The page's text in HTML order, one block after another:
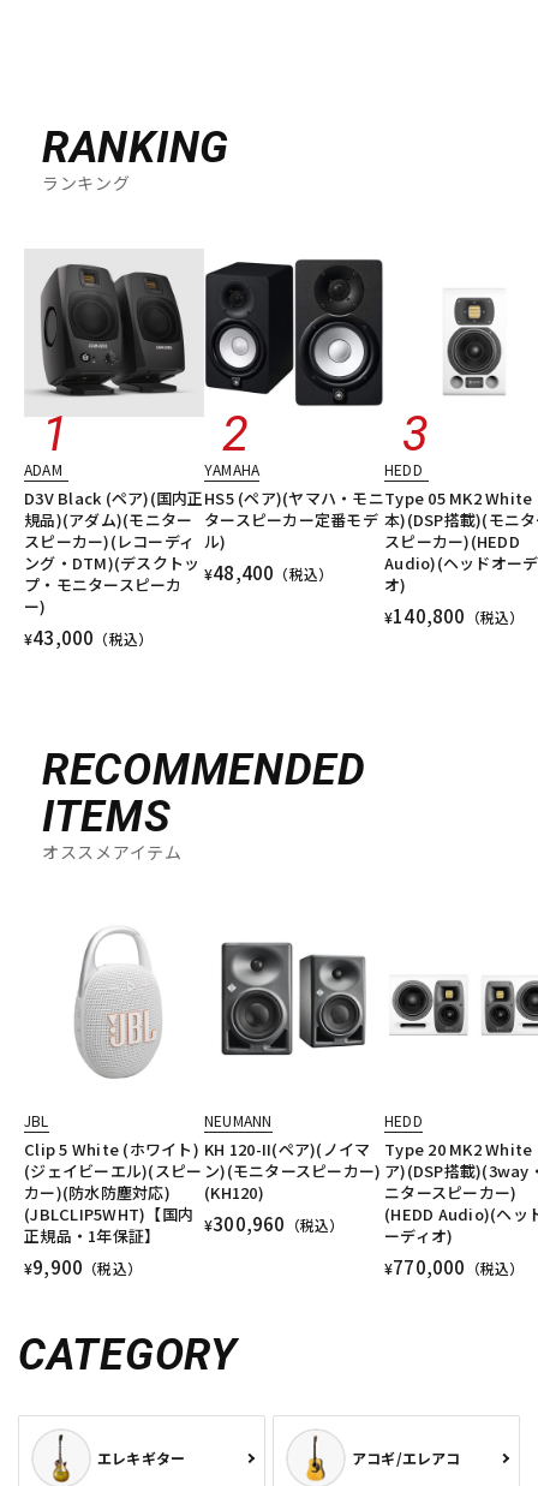
RANKING
ランキング
ADAM
D3V Black (ペア)(国内正
規品)(アダム)(モニター
スピーカー)(レコーディ
ング・DTM)(デスクトッ
プ・モニタースピーカ
ー)
¥43,000 （税込）
YAMAHA
HS5 (ペア)(ヤマハ・モニ
タースピーカー定番モデ
ル)
¥48,400 （税込）
HEDD
Type 05 MK2 White
本)(DSP搭載)(モニ
スピーカー)(HEDD
Audio)(ヘッドオー
オ)
¥140,800 （税込）
RECOMMENDED
ITEMS
オススメアイテム
JBL
Clip 5 White (ホワイト)
(ジェイビーエル)(スピー
カー)(防水防塵対応)
(JBLCLIP5WHT)【国内
正規品・1年保証】
¥9,900 （税込）
NEUMANN
KH 120-II(ペア)(ノイマ
ン)(モニタースピーカー)
(KH120)
¥300,960 （税込）
HEDD
Type 20 MK2 White
ア)(DSP搭載)(3way
ニタースピーカー)
(HEDD Audio)(ヘッ
ーディオ)
¥770,000 （税込）
CATEGORY
エレキギター アコギ/エレアコ